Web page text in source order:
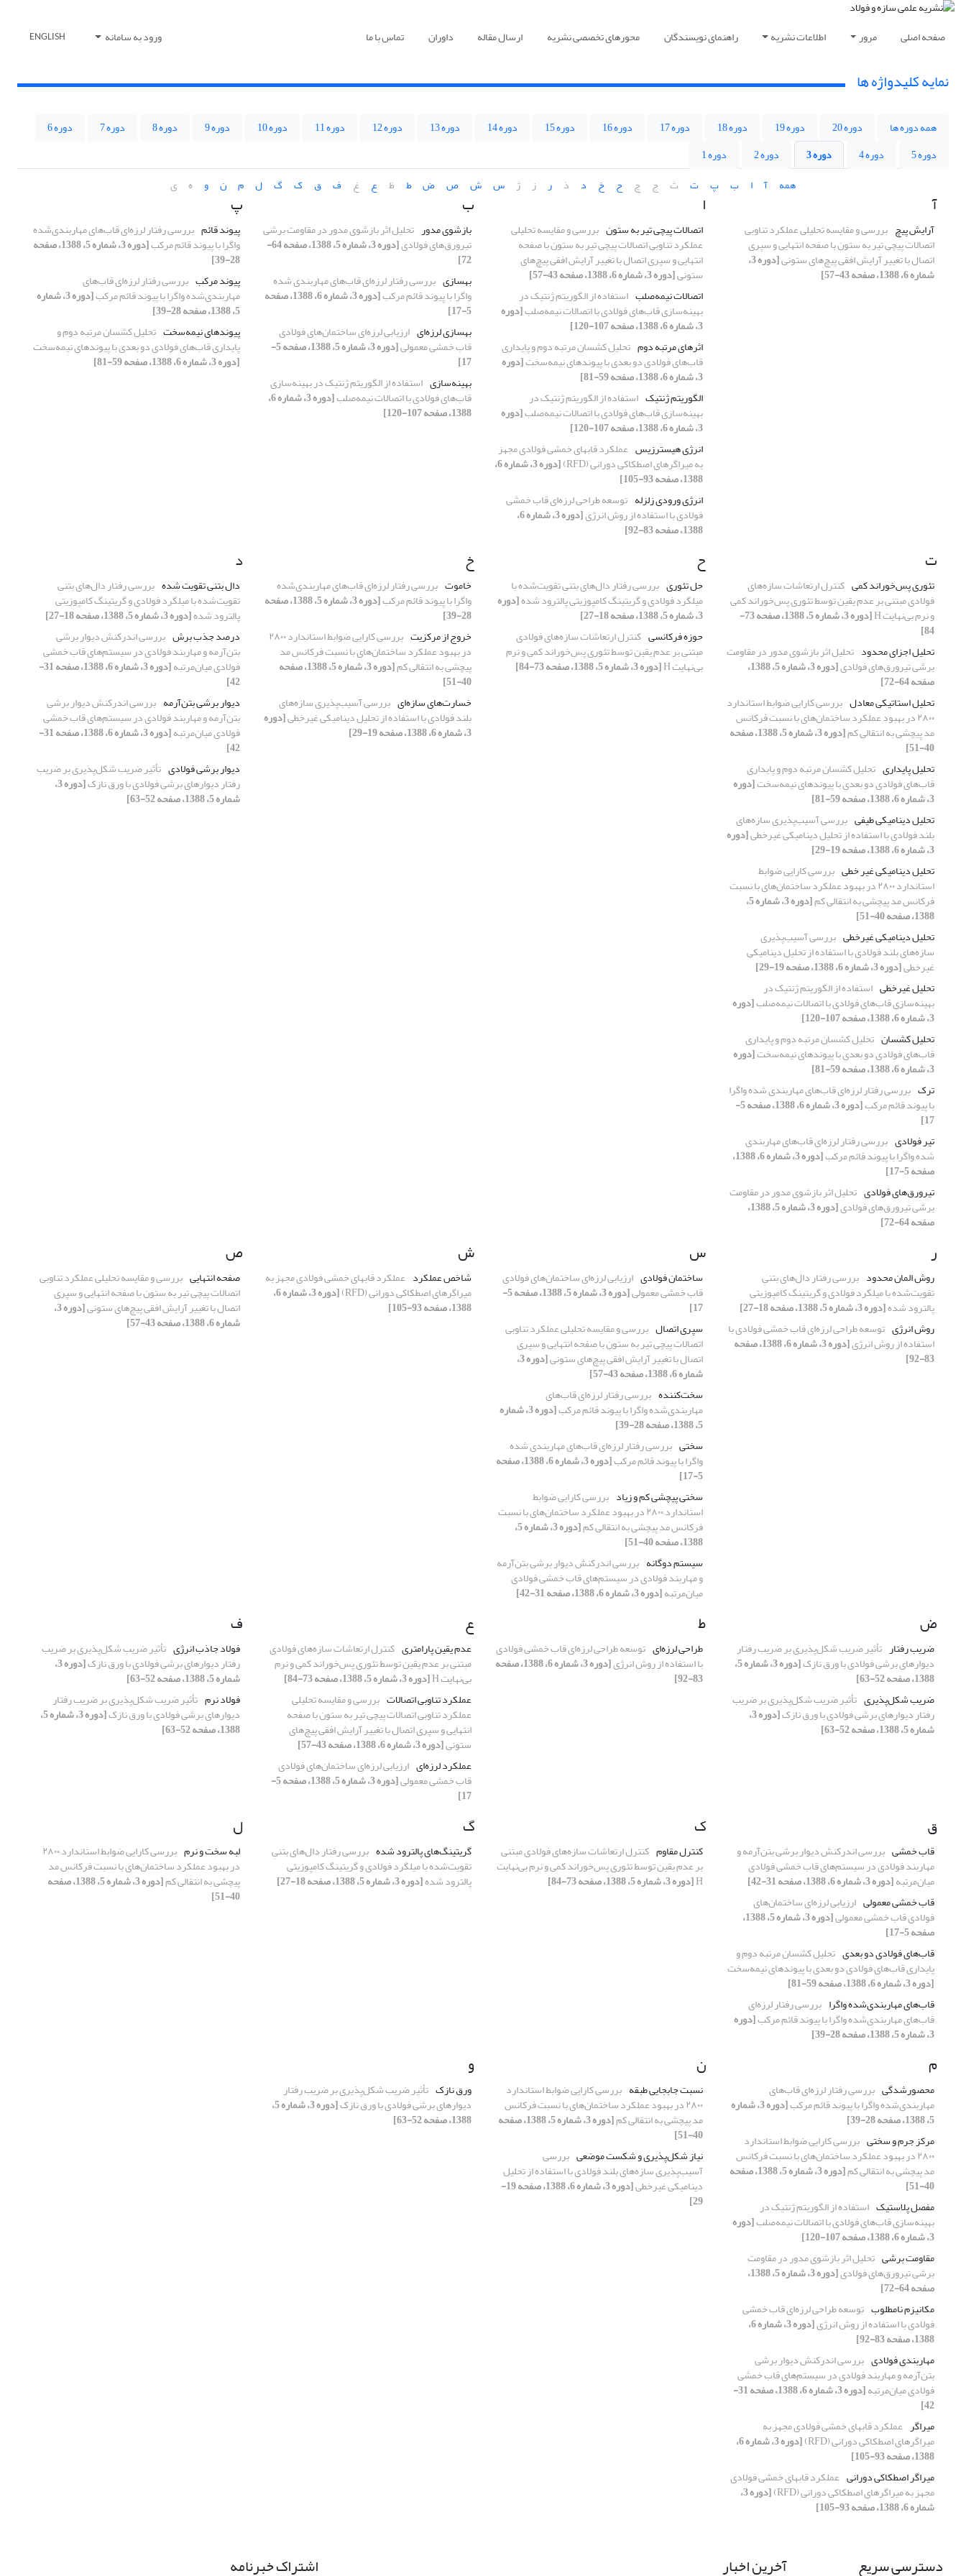
صفحه اصلی مرور اطلاعات نشریه راهنمای نویسندگان محورهای تخصصی نشریه ارسال مقاله داوران تماس با ما ورود به سامانه ENGLISH
نمایه کلیدواژه ها
همه دوره ها دوره 20 دوره 19 دوره 18 دوره 17 دوره 16 دوره 15 دوره 14 دوره 13 دوره 12 دوره 11 دوره 10 دوره 9 دوره 8 دوره 7
دوره 6
دوره 5
دوره 4 دوره 3 دوره 2
دوره 1
همه
آ ا ب پ ت ث ج چ ح خ د ذ ر ز ژ س ش ص ض ط ظ ع غ ف ق ک گ ل م ن و ه ی
آ
آرایش پیچ بررسی و مقایسه تحلیلی عملکرد تناوبی
اتصالات پیچی تیر به ستون با صفحه انتهایی و سپری
اتصال با تغییر آرایش افقی پیچ‌های ستونی [دوره 3،
شماره 6، 1388، صفحه 43-57]
ا
اتصالات پیچی تیر به ستون بررسی و مقایسه تحلیلی
عملکرد تناوبی اتصالات پیچی تیر به ستون با صفحه
انتهایی و سپری اتصال با تغییر آرایش افقی پیچ‌های
ستونی[دوره 3، شماره 6، 1388، صفحه 43-57]
اتصالات نیمه‌صلب استفاده از الگوریتم ژنتیک در
بهینه‌سازی قاب‌های فولادی با اتصالات نیمه‌صلب[دوره
3، شماره 6، 1388، صفحه 107-120]
اثرهای مرتبه دوم تحلیل کشسان مرتبه دوم و پایداری
قاب‌های فولادی دو بعدی با پیوندهای نیمه‌سخت[دوره
3، شماره 6، 1388، صفحه 59-81]
الگوریتم ژنتیک استفاده از الگوریتم ژنتیک در
بهینه‌سازی قاب‌های فولادی با اتصالات نیمه‌صلب[دوره
3، شماره 6، 1388، صفحه 107-120]
انرژی هیسترزیس عملکرد قابهای خمشی فولادی مجهز
به میراگرهای اصطکاکی دورانی (RFD) [دوره 3، شماره 6،
1388، صفحه 93-105]
انرژی ورودی زلزله توسعه طراحی لرزه‌ای قاب خمشی
فولادی با استفاده از روش انرژی [دوره 3، شماره 6،
1388، صفحه 83-92]
ب
بازشوی مدور تحلیل اثر بازشوی مدور در مقاومت برشی
تیرورق‌های فولادی [دوره 3، شماره 5، 1388، صفحه 64-
72]
بهسازی بررسی رفتار لرزه‌ای قاب‌های مهاربندی شده
واگرا با پیوند قائم مرکب [دوره 3، شماره 6، 1388، صفحه
5-17]
بهسازی لرزه‌ای ارزیابی لرزه‌ای ساختمان‌های فولادی
قاب خمشی معمولی [دوره 3، شماره 5، 1388، صفحه 5-
17]
بهینه‌سازی استفاده از الگوریتم ژنتیک در بهینه‌سازی
قاب‌های فولادی با اتصالات نیمه‌صلب [دوره 3، شماره 6،
1388، صفحه 107-120]
پ
پیوند قائم بررسی رفتار لرزه‌ای قاب‌های مهاربندی‌شده
واگرا با پیوند قائم مرکب [دوره 3، شماره 5، 1388، صفحه
28-39]
پیوند مرکب بررسی رفتار لرزه‌ای قاب‌های
مهاربندی‌شده واگرا با پیوند قائم مرکب [دوره 3، شماره
5، 1388، صفحه 28-39]
پیوندهای نیمه‌سخت تحلیل کشسان مرتبه دوم و
پایداری قاب‌های فولادی دو بعدی با پیوندهای نیمه‌سخت
[دوره 3، شماره 6، 1388، صفحه 59-81]
ت
تئوری پس‌خوراند کمی کنترل ارتعاشات سازه‌های
فولادی مبتنی بر عدم یقین توسط تئوری پس‌خوراند کمی
و نرم بی‌نهایت H [دوره 3، شماره 5، 1388، صفحه 73-
84]
تحلیل اجزای محدود تحلیل اثر بازشوی مدور در مقاومت
برشی تیرورق‌های فولادی [دوره 3، شماره 5، 1388،
صفحه 64-72]
تحلیل استاتیکی معادل بررسی کارایی ضوابط استاندارد
۲۸۰۰ در بهبود عملکرد ساختمان‌های با نسبت فرکانس
مد پیچشی به انتقالی کم [دوره 3، شماره 5، 1388، صفحه
40-51]
تحلیل پایداری تحلیل کشسان مرتبه دوم و پایداری
قاب‌های فولادی دو بعدی با پیوندهای نیمه‌سخت[دوره
3، شماره 6، 1388، صفحه 59-81]
تحلیل دینامیکی طیفی بررسی آسیب‌پذیری سازه‌های
بلند فولادی با استفاده از تحلیل دینامیکی غیرخطی[دوره
3، شماره 6، 1388، صفحه 19-29]
تحلیل دینامیکی غیر خطی بررسی کارایی ضوابط
استاندارد ۲۸۰۰ در بهبود عملکرد ساختمان‌های با نسبت
فرکانس مد پیچشی به انتقالی کم [دوره 3، شماره 5،
1388، صفحه 40-51]
تحلیل دینامیکی غیرخطی بررسی آسیب‌پذیری
سازه‌های بلند فولادی با استفاده از تحلیل دینامیکی
غیرخطی[دوره 3، شماره 6، 1388، صفحه 19-29]
تحلیل غیرخطی استفاده از الگوریتم ژنتیک در
بهینه‌سازی قاب‌های فولادی با اتصالات نیمه‌صلب[دوره
3، شماره 6، 1388، صفحه 107-120]
تحلیل کشسان تحلیل کشسان مرتبه دوم و پایداری
قاب‌های فولادی دو بعدی با پیوندهای نیمه‌سخت[دوره
3، شماره 6، 1388، صفحه 59-81]
ترک بررسی رفتار لرزه‌ای قاب‌های مهاربندی شده واگرا
با پیوند قائم مرکب [دوره 3، شماره 6، 1388، صفحه 5-
17]
تیر فولادی بررسی رفتار لرزه‌ای قاب‌های مهاربندی
شده واگرا با پیوند قائم مرکب [دوره 3، شماره 6، 1388،
صفحه 5-17]
تیرورق‌های فولادی تحلیل اثر بازشوی مدور در مقاومت
برشی تیرورق‌های فولادی [دوره 3، شماره 5، 1388،
صفحه 64-72]
ح
حل تئوری بررسی رفتار دال‌های بتنیِ تقویت‌شده با
میلگرد فولادی و گریتینگ کامپوزیتی پالترود شده[دوره
3، شماره 5، 1388، صفحه 18-27]
حوزه فرکانسی کنترل ارتعاشات سازه‌های فولادی
مبتنی بر عدم یقین توسط تئوری پس‌خوراند کمی و نرم
بی‌نهایت H [دوره 3، شماره 5، 1388، صفحه 73-84]
خ
خاموت بررسی رفتار لرزه‌ای قاب‌های مهاربندی‌شده
واگرا با پیوند قائم مرکب [دوره 3، شماره 5، 1388، صفحه
28-39]
خروج از مرکزیت
بررسی کارایی ضوابط استاندارد ۲۸۰۰
در بهبود عملکرد ساختمان‌های با نسبت فرکانس مد
پیچشی به انتقالی کم [دوره 3، شماره 5، 1388، صفحه
40-51]
خسارت‌های سازه‌ای بررسی آسیب‌پذیری سازه‌های
بلند فولادی با استفاده از تحلیل دینامیکی غیرخطی[دوره
3، شماره 6، 1388، صفحه 19-29]
د
دال بتنی تقویت شده بررسی رفتار دال‌های بتنیِ
تقویت‌شده با میلگرد فولادی و گریتینگ کامپوزیتی
پالترود شده[دوره 3، شماره 5، 1388، صفحه 18-27]
درصد جذب برش بررسی اندرکنش دیوار برشی
بتن‌آرمه و مهاربند فولادی در سیستم‌های قاب خمشی
فولادی میان‌مرتبه [دوره 3، شماره 6، 1388، صفحه 31-
42]
دیوار برشی بتن‌آرمه بررسی اندرکنش دیوار برشی
بتن‌آرمه و مهاربند فولادی در سیستم‌های قاب خمشی
فولادی میان‌مرتبه [دوره 3، شماره 6، 1388، صفحه 31-
42]
دیوار برشی فولادی تأثیر ضریب شکل‌پذیری بر ضریب
رفتار دیوارهای برشی فولادی با ورق نازک [دوره 3،
شماره 5، 1388، صفحه 52-63]
ر
روش المان محدود بررسی رفتار دال‌های بتنیِ
تقویت‌شده با میلگرد فولادی و گریتینگ کامپوزیتی
پالترود شده[دوره 3، شماره 5، 1388، صفحه 18-27]
روش انرژی توسعه طراحی لرزه‌ای قاب خمشی فولادی با
استفاده از روش انرژی [دوره 3، شماره 6، 1388، صفحه
83-92]
س
ساختمان فولادی ارزیابی لرزه‌ای ساختمان‌های فولادی
قاب خمشی معمولی [دوره 3، شماره 5، 1388، صفحه 5-
17]
سپری اتصال بررسی و مقایسه تحلیلی عملکرد تناوبی
اتصالات پیچی تیر به ستون با صفحه انتهایی و سپری
اتصال با تغییر آرایش افقی پیچ‌های ستونی [دوره 3،
شماره 6، 1388، صفحه 43-57]
سخت‌کننده بررسی رفتار لرزه‌ای قاب‌های
مهاربندی‌شده واگرا با پیوند قائم مرکب [دوره 3، شماره
5، 1388، صفحه 28-39]
سختی بررسی رفتار لرزه‌ای قاب‌های مهاربندی شده
واگرا با پیوند قائم مرکب [دوره 3، شماره 6، 1388، صفحه
5-17]
سختی پیچشی کم و زیاد بررسی کارایی ضوابط
استاندارد ۲۸۰۰ در بهبود عملکرد ساختمان‌های با نسبت
فرکانس مد پیچشی به انتقالی کم [دوره 3، شماره 5،
1388، صفحه 40-51]
سیستم دوگانه بررسی اندرکنش دیوار برشی بتن‌آرمه
و مهاربند فولادی در سیستم‌های قاب خمشی فولادی
میان‌مرتبه[دوره 3، شماره 6، 1388، صفحه 31-42]
ش
شاخص عملکرد عملکرد قابهای خمشی فولادی مجهز به
میراگرهای اصطکاکی دورانی (RFD) [دوره 3، شماره 6،
1388، صفحه 93-105]
ص
صفحه انتهایی بررسی و مقایسه تحلیلی عملکرد تناوبی
اتصالات پیچی تیر به ستون با صفحه انتهایی و سپری
اتصال با تغییر آرایش افقی پیچ‌های ستونی [دوره 3،
شماره 6، 1388، صفحه 43-57]
ض
ضریب رفتار تأثیر ضریب شکل‌پذیری بر ضریب رفتار
دیوارهای برشی فولادی با ورق نازک [دوره 3، شماره 5،
1388، صفحه 52-63]
ضریب شکل‌پذیری تأثیر ضریب شکل‌پذیری بر ضریب
رفتار دیوارهای برشی فولادی با ورق نازک [دوره 3،
شماره 5، 1388، صفحه 52-63]
ط
طراحی لرزه‌ای توسعه طراحی لرزه‌ای قاب خمشی فولادی
با استفاده از روش انرژی [دوره 3، شماره 6، 1388، صفحه
83-92]
ع
عدم یقین پارامتری کنترل ارتعاشات سازه‌های فولادی
مبتنی بر عدم یقین توسط تئوری پس‌خوراند کمی و نرم
بی‌نهایت H [دوره 3، شماره 5، 1388، صفحه 73-84]
عملکرد تناوبی اتصالات بررسی و مقایسه تحلیلی
عملکرد تناوبی اتصالات پیچی تیر به ستون با صفحه
انتهایی و سپری اتصال با تغییر آرایش افقی پیچ‌های
ستونی[دوره 3، شماره 6، 1388، صفحه 43-57]
عملکرد لرزه‌ای ارزیابی لرزه‌ای ساختمان‌های فولادی
قاب خمشی معمولی [دوره 3، شماره 5، 1388، صفحه 5-
17]
ف
فولاد جاذب انرژی تأثیر ضریب شکل‌پذیری بر ضریب
رفتار دیوارهای برشی فولادی با ورق نازک [دوره 3،
شماره 5، 1388، صفحه 52-63]
فولاد نرم تأثیر ضریب شکل‌پذیری بر ضریب رفتار
دیوارهای برشی فولادی با ورق نازک [دوره 3، شماره 5،
1388، صفحه 52-63]
ق
قاب خمشی بررسی اندرکنش دیوار برشی بتن‌آرمه و
مهاربند فولادی در سیستم‌های قاب خمشی فولادی
میان‌مرتبه[دوره 3، شماره 6، 1388، صفحه 31-42]
قاب خمشی معمولی ارزیابی لرزه‌ای ساختمان‌های
فولادی قاب خمشی معمولی [دوره 3، شماره 5، 1388،
صفحه 5-17]
قاب‌های فولادی دو بعدی تحلیل کشسان مرتبه دوم و
پایداری قاب‌های فولادی دو بعدی با پیوندهای نیمه‌سخت
[دوره 3، شماره 6، 1388، صفحه 59-81]
قاب‌های مهاربندی‌شده واگرا بررسی رفتار لرزه‌ای
قاب‌های مهاربندی‌شده واگرا با پیوند قائم مرکب[دوره
3، شماره 5، 1388، صفحه 28-39]
ک
کنترل مقاوم کنترل ارتعاشات سازه‌های فولادی مبتنی
بر عدم یقین توسط تئوری پس‌خوراند کمی و نرم بی‌نهایت
H[دوره 3، شماره 5، 1388، صفحه 73-84]
گ
گریتینگ‌های پالترود شده بررسی رفتار دال‌های بتنیِ
تقویت‌شده با میلگرد فولادی و گریتینگ کامپوزیتی
پالترود شده[دوره 3، شماره 5، 1388، صفحه 18-27]
ل
لبه سخت و نرم بررسی کارایی ضوابط استاندارد ۲۸۰۰
در بهبود عملکرد ساختمان‌های با نسبت فرکانس مد
پیچشی به انتقالی کم [دوره 3، شماره 5، 1388، صفحه
40-51]
م
محصورشدگی بررسی رفتار لرزه‌ای قاب‌های
مهاربندی‌شده واگرا با پیوند قائم مرکب [دوره 3، شماره
5، 1388، صفحه 28-39]
مرکز جرم و سختی بررسی کارایی ضوابط استاندارد
۲۸۰۰ در بهبود عملکرد ساختمان‌های با نسبت فرکانس
مد پیچشی به انتقالی کم [دوره 3، شماره 5، 1388، صفحه
40-51]
مفصل پلاستیک استفاده از الگوریتم ژنتیک در
بهینه‌سازی قاب‌های فولادی با اتصالات نیمه‌صلب[دوره
3، شماره 6، 1388، صفحه 107-120]
مقاومت برشی تحلیل اثر بازشوی مدور در مقاومت
برشی تیرورق‌های فولادی [دوره 3، شماره 5، 1388،
صفحه 64-72]
مکانیزم نامطلوب توسعه طراحی لرزه‌ای قاب خمشی
فولادی با استفاده از روش انرژی [دوره 3، شماره 6،
1388، صفحه 83-92]
مهاربندی فولادی بررسی اندرکنش دیوار برشی
بتن‌آرمه و مهاربند فولادی در سیستم‌های قاب خمشی
فولادی میان‌مرتبه [دوره 3، شماره 6، 1388، صفحه 31-
42]
میراگر عملکرد قابهای خمشی فولادی مجهز به
میراگرهای اصطکاکی دورانی (RFD) [دوره 3، شماره 6،
1388، صفحه 93-105]
میراگر اصطکاکی دورانی عملکرد قابهای خمشی فولادی
مجهز به میراگرهای اصطکاکی دورانی (RFD) [دوره 3،
شماره 6، 1388، صفحه 93-105]
ن
نسبت جابجایی طبقه بررسی کارایی ضوابط استاندارد
۲۸۰۰ در بهبود عملکرد ساختمان‌های با نسبت فرکانس
مد پیچشی به انتقالی کم [دوره 3، شماره 5، 1388، صفحه
40-51]
نیاز شکل‌پذیری و شکست موضعی بررسی
آسیب‌پذیری سازه‌های بلند فولادی با استفاده از تحلیل
دینامیکی غیرخطی [دوره 3، شماره 6، 1388، صفحه 19-
29]
و
ورق نازک تأثیر ضریب شکل‌پذیری بر ضریب رفتار
دیوارهای برشی فولادی با ورق نازک [دوره 3، شماره 5،
1388، صفحه 52-63]
دسترسی سریع آخرین اخبار اشتراک خبرنامه